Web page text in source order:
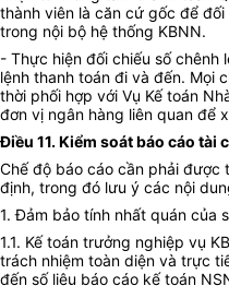
thành viên là căn cứ gốc để
trong nội bộ hệ thống KBNN.
- Thực hiện đối chiếu số
lệnh thanh toán đi và đến. Mọi
thời phối hợp với Vụ Kế toán
đơn vị ngân hàng liên quan để
Điều 11. Kiểm soát báo cáo tài
Chế độ báo cáo cần phải
định, trong đó lưu ý các nội
1. Đảm bảo tính nhất quán của
1.1. Kế toán trưởng nghiệp vụ
trách nhiệm toàn diện và trực
đến số liệu báo cáo kế toán